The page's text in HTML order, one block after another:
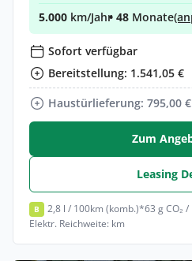
5.000 km/Jahr• 48 Monate
Sofort verfügbar
Bereitstellung: 1.541,05 €
Haustürlieferung: 795,00 €
Zum
Leasing
B 2,8 l / 100km (komb.)*63 g CO₂
Elektr. Reichweite: km